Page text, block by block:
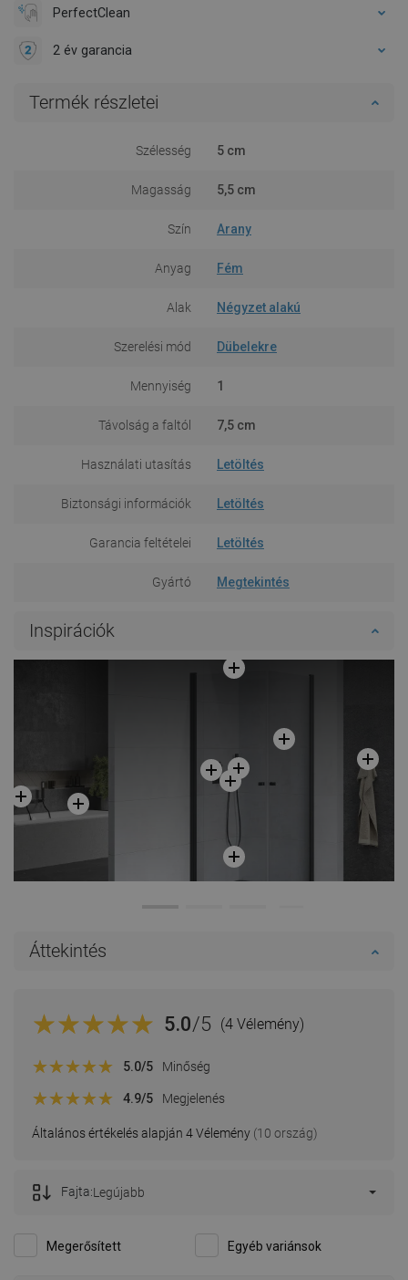
PerfectClean
2 év garancia
Termék részletei
Szélesség 5 cm
Magasság 5,5 cm
Szín Arany
Anyag Fém
Alak Négyzet alakú
Szerelési mód Dübelekre
Mennyiség 1
Távolság a faltól 7,5 cm
Használati utasítás Letöltés
Biztonsági információk Letöltés
Garancia feltételei Letöltés
Gyártó Megtekintés
Inspirációk
Áttekintés
5.0/5 (4 Vélemény)
Általános értékelés alapján 4 Vélemény (10 ország)
5.0/5 Minőség
4.9/5 Megjelenés
Megerősített Egyéb variánsok
Fajta:Legújabb